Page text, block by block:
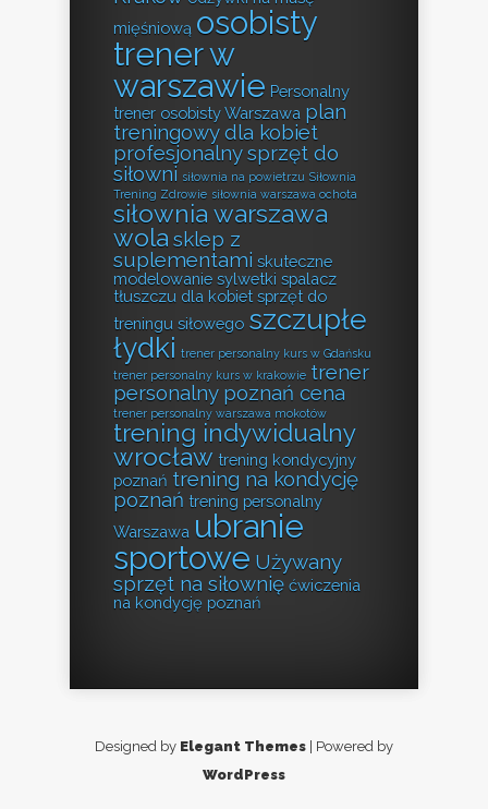
mięśniową osobisty
trener w
warszawie Personalny
trener osobisty Warszawa plan
treningowy dla kobiet
profesjonalny sprzęt do
siłowni siłownia na powietrzu Siłownia
Trening Zdrowie siłownia warszawa ochota
siłownia warszawa
wola sklep z
suplementami skuteczne
modelowanie sylwetki spalacz
tłuszczu dla kobiet sprzęt do
treningu siłowego szczupłe
łydki trener personalny kurs w Gdańsku
trener personalny kurs w krakowie trener
personalny poznań cena
trener personalny warszawa mokotów
trening indywidualny
wrocław trening kondycyjny
poznań trening na kondycję
poznań trening personalny
Warszawa ubranie
sportowe Używany
sprzęt na siłownię ćwiczenia
na kondycję poznań
Designed by Elegant Themes | Powered by
WordPress